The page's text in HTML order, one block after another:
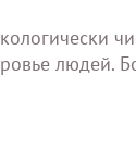
людей.